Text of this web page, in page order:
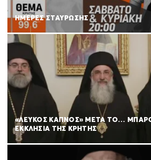
ΗΜΕΡΕΣ ΣΤΑΥΡΩΣΗΣ
«ΛΕΥΚΟΣ ΚΑΠΝΟΣ» ΜΕΤΑ ΤΟ…
ΕΚΚΛΗΣΙΑ ΤΗΣ ΚΡΗΤΗΣ